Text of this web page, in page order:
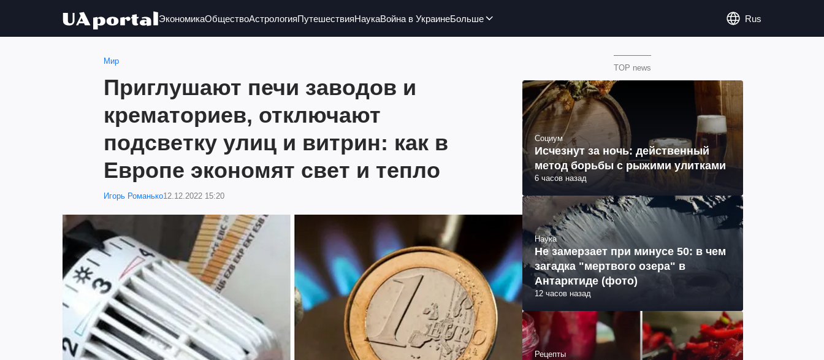
ЭкономикаОбществоАстрологияПутешествияНаукаВойна в УкраинеБольше Rus
Мир
Приглушают печи заводов и
крематориев, отключают
подсветку улиц и витрин: как в
Европе экономят свет и тепло
Игорь Романько12.12.2022 15:20
TOP news
Социум
Исчезнут за ночь: действенный
метод борьбы с рыжими улитками
6 часов назад
Наука
Не замерзает при минусе 50: в чем
загадка "мертвого озера" в
Антарктиде (фото)
12 часов назад
Рецепты